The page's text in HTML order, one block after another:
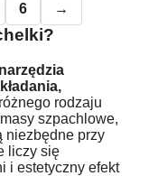
6 →
różnego rodzaju
szpachlowe,
niezbędne przy
liczy się
i estetyczny efekt